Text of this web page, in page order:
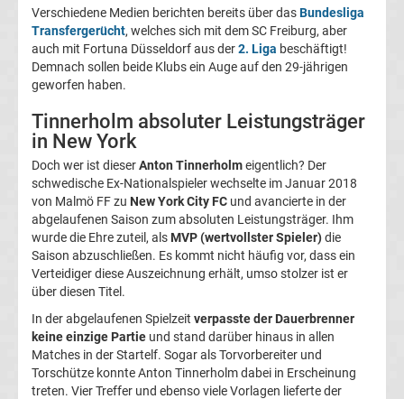
Köln
Transfergerüchte
FC
Magdeburg
Transfergerüchte
1.
FC
Nürnberg
Verschiedene Medien berichten bereits über dasBundesliga
Transfergerücht, welches sich mit dem SC Freiburg, aber
auch mit Fortuna Düsseldorf aus der2. Liga beschäftigt!
Demnach sollen beide Klubs ein Auge auf den 29-jährigen
geworfen haben.
Tinnerholm absoluter Leistungsträger
in New York
Doch wer ist dieserAnton Tinnerholmeigentlich? Der
schwedische Ex-Nationalspieler wechselte im Januar 2018
von Malmö FF zu New York City FC und avancierte in der
abgelaufenen Saison zum absoluten Leistungsträger. Ihm
wurde die Ehre zuteil, als MVP (wertvollster Spieler)die
Saison abzuschließen. Es kommt nicht häufig vor, dass ein
Verteidiger diese Auszeichnung erhält, umso stolzer ist er
über diesen Titel.
In der abgelaufenen Spielzeit verpasste der Dauerbrenner
keine einzige Partie und stand darüber hinaus in allen
Matches in der Startelf. Sogar als Torvorbereiter und
Torschütze konnte Anton Tinnerholm dabei in Erscheinung
treten. Vier Treffer und ebenso viele Vorlagen lieferte der